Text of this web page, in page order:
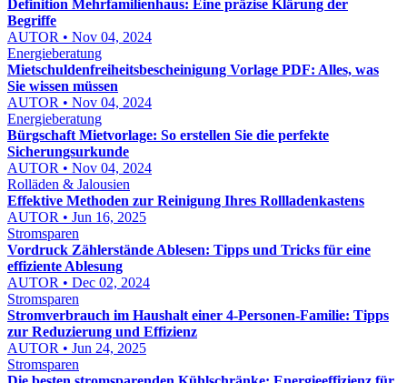
Definition Mehrfamilienhaus: Eine präzise Klärung der
Begriffe
AUTOR • Nov 04, 2024
Energieberatung
Mietschuldenfreiheitsbescheinigung Vorlage PDF: Alles, was
Sie wissen müssen
AUTOR • Nov 04, 2024
Energieberatung
Bürgschaft Mietvorlage: So erstellen Sie die perfekte
Sicherungsurkunde
AUTOR • Nov 04, 2024
Rolläden & Jalousien
Effektive Methoden zur Reinigung Ihres Rollladenkastens
AUTOR • Jun 16, 2025
Stromsparen
Vordruck Zählerstände Ablesen: Tipps und Tricks für eine
effiziente Ablesung
AUTOR • Dec 02, 2024
Stromsparen
Stromverbrauch im Haushalt einer 4-Personen-Familie: Tipps
zur Reduzierung und Effizienz
AUTOR • Jun 24, 2025
Stromsparen